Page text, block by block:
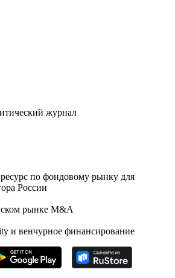
журнал
по фондовому рынку для
России
рынке M&A
и венчурное финансирование